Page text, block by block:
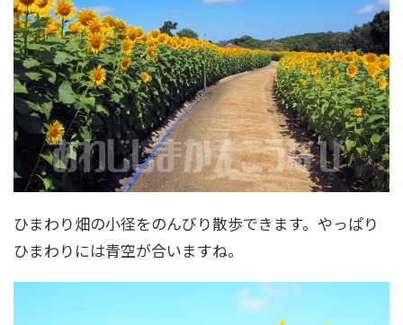
ひまわり畑の小径をのんびり散歩できます。やっぱり
ひまわりには青空が合いますね。